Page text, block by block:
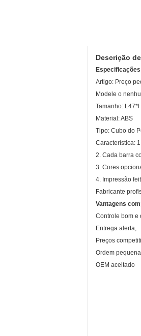
Descrição
Artigo: Preço
Modele o
Tamanho:
Material: ABS
Tipo: Cubo do
Característica:
2. Cada barra
3. Cores
4. Impressão
Fabricante
Vantagens
Controle bom e
Entrega alerta,
Preços
Ordem
OEM aceitado